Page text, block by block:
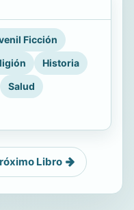
Ficción
Historia
Salud
Libro